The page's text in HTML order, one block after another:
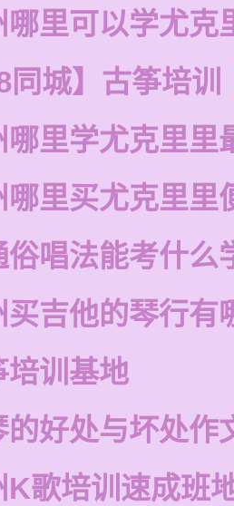
哪里可以学尤克
同城】古筝培训
哪里学尤克里里
哪里买尤克里里
俗唱法能考什么
买吉他的琴行有
培训基地
的好处与坏处作
K歌培训速成班